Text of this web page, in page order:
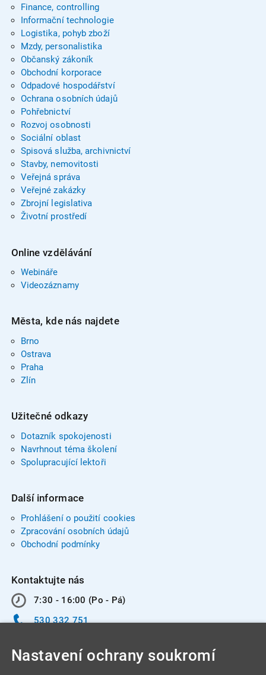
Finance, controlling
Informační technologie
Logistika, pohyb zboží
Mzdy, personalistika
Občanský zákoník
Obchodní korporace
Odpadové hospodářství
Ochrana osobních údajů
Pohřebnictví
Rozvoj osobnosti
Sociální oblast
Spisová služba, archivnictví
Stavby, nemovitosti
Veřejná správa
Veřejné zakázky
Zbrojní legislativa
Životní prostředí
Online vzdělávání
Webináře
Videozáznamy
Města, kde nás najdete
Brno
Ostrava
Praha
Zlín
Užitečné odkazy
Dotazník spokojenosti
Navrhnout téma školení
Spolupracující lektoři
Další informace
Prohlášení o použití cookies
Zpracování osobních údajů
Obchodní podmínky
Kontaktujte nás
7:30 - 16:00 (Po - Pá)
530 332 751
Nastavení ochrany soukromí